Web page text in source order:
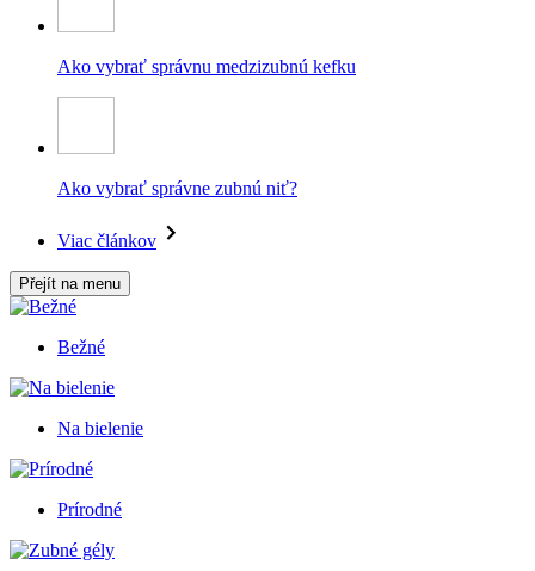
Ako vybrať správnu medzizubnú kefku
Ako vybrať správne zubnú niť?
Viac článkov
Přejít na menu
Bežné
Na bielenie
Prírodné